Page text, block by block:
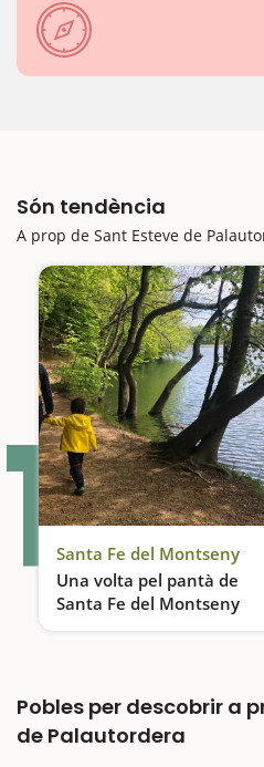
Són tendència
A prop de Sant Esteve de
1Santa Fe del Montseny
Una volta pel pantà de
Santa Fe del Montseny
Una
Pobles per descobrir a
de Palautordera